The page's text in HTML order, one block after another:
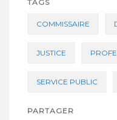
TAGS
COMMISSAIRE
JUSTICE
SERVICE PUBLIC
PARTAGER